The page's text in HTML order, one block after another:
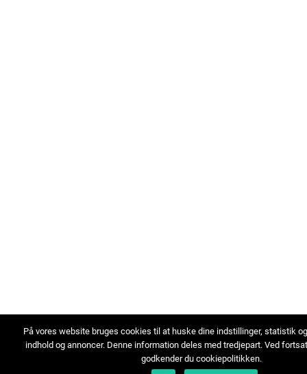
På vores website bruges cookies til at huske dine indstillinger, statistik
indhold og annoncer. Denne information deles med tredjepart. Ved
godkender du cookiepolitikken.